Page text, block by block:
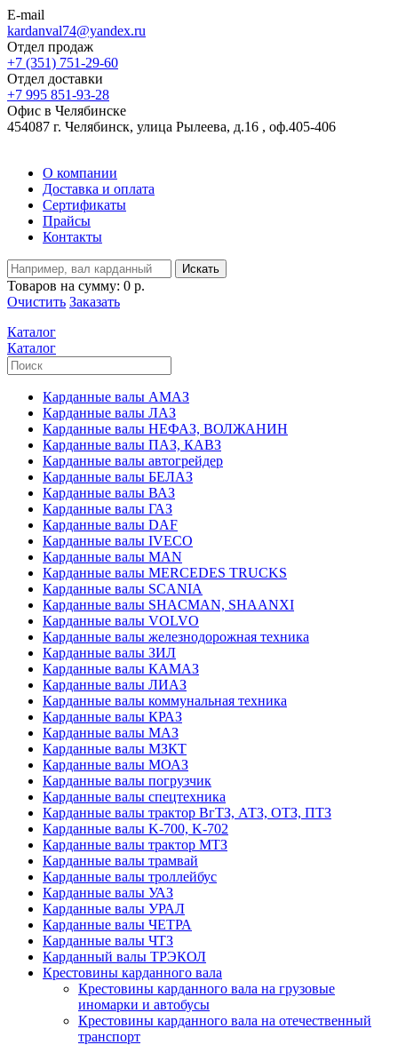
E-mail
kardanval74@yandex.ru
Отдел продаж
+7 (351) 751-29-60
Отдел доставки
+7 995 851-93-28
Офис в Челябинске
454087 г. Челябинск, улица Рылеева, д.16 , оф.405-406
О компании
Доставка и оплата
Сертификаты
Прайсы
Контакты
Искать
Товаров на сумму: 0 р.
Очистить Заказать
Каталог
Каталог
Карданные валы АМАЗ
Карданные валы ЛАЗ
Карданные валы НЕФАЗ, ВОЛЖАНИН
Карданные валы ПАЗ, КАВЗ
Карданные валы автогрейдер
Карданные валы БЕЛАЗ
Карданные валы ВАЗ
Карданные валы ГАЗ
Карданные валы DAF
Карданные валы IVECO
Карданные валы MAN
Карданные валы MERCEDES TRUCKS
Карданные валы SCANIA
Карданные валы SHACMAN, SHAANXI
Карданные валы VOLVO
Карданные валы железнодорожная техника
Карданные валы ЗИЛ
Карданные валы КАМАЗ
Карданные валы ЛИАЗ
Карданные валы коммунальная техника
Карданные валы КРАЗ
Карданные валы МАЗ
Карданные валы МЗКТ
Карданные валы МОАЗ
Карданные валы погрузчик
Карданные валы спецтехника
Карданные валы трактор ВгТЗ, АТЗ, ОТЗ, ПТЗ
Карданные валы K-700, K-702
Карданные валы трактор МТЗ
Карданные валы трамвай
Карданные валы троллейбус
Карданные валы УАЗ
Карданные валы УРАЛ
Карданные валы ЧЕТРА
Карданные валы ЧТЗ
Карданный валы ТРЭКОЛ
Крестовины карданного вала
Крестовины карданного вала на грузовые
иномарки и автобусы
Крестовины карданного вала на отечественный
транспорт